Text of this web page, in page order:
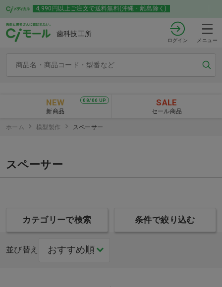
4,990円以上ご注文で送料無料(沖縄・離島除く)
歯科技工所
ログイン メニュー
08/06 UP
NEW
新商品
SALE
セール商品
ホーム 模型製作 スペーサー
スペーサー
カテゴリーで検索 条件で絞り込む
並び替え